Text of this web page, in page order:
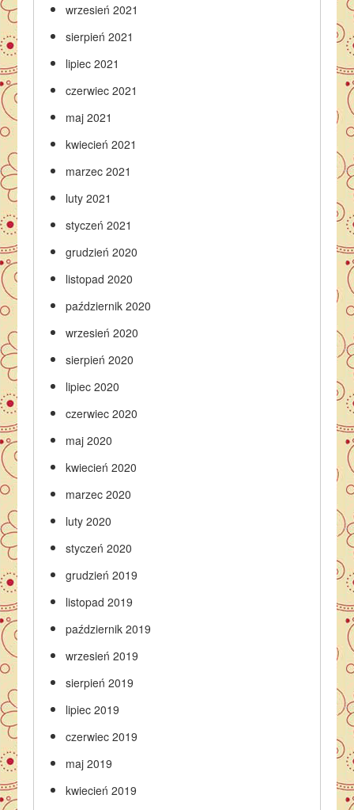
wrzesień 2021
sierpień 2021
lipiec 2021
czerwiec 2021
maj 2021
kwiecień 2021
marzec 2021
luty 2021
styczeń 2021
grudzień 2020
listopad 2020
październik 2020
wrzesień 2020
sierpień 2020
lipiec 2020
czerwiec 2020
maj 2020
kwiecień 2020
marzec 2020
luty 2020
styczeń 2020
grudzień 2019
listopad 2019
październik 2019
wrzesień 2019
sierpień 2019
lipiec 2019
czerwiec 2019
maj 2019
kwiecień 2019